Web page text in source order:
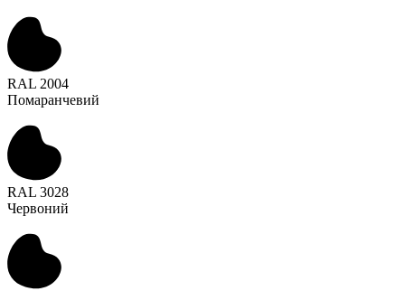
RAL 2004
Помаранчевий
RAL 3028
Червоний